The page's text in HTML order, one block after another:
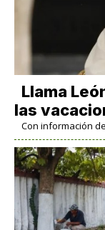
Llama
las
Con información de